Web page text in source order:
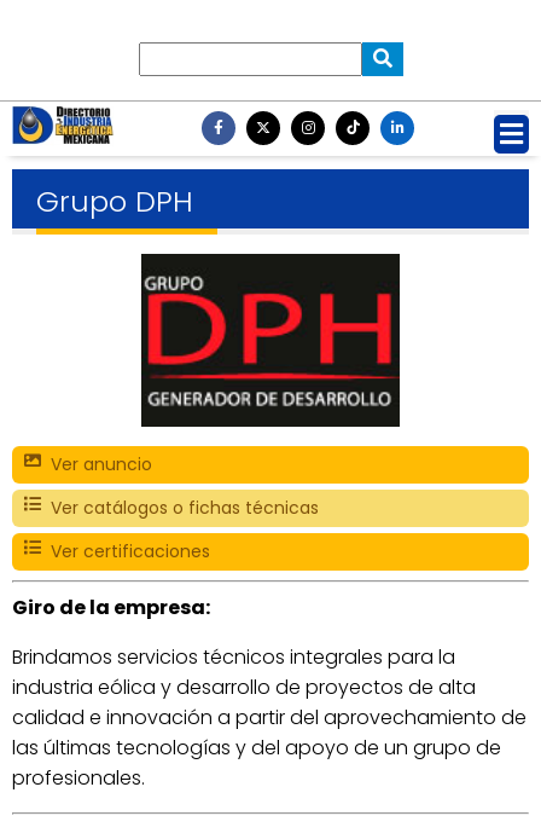
Grupo DPH
Ver anuncio
Ver catálogos o fichas técnicas
Ver certificaciones
Giro de la empresa:
Brindamos servicios técnicos integrales para la
industria eólica y desarrollo de proyectos de alta
calidad e innovación a partir del aprovechamiento de
las últimas tecnologías y del apoyo de un grupo de
profesionales.